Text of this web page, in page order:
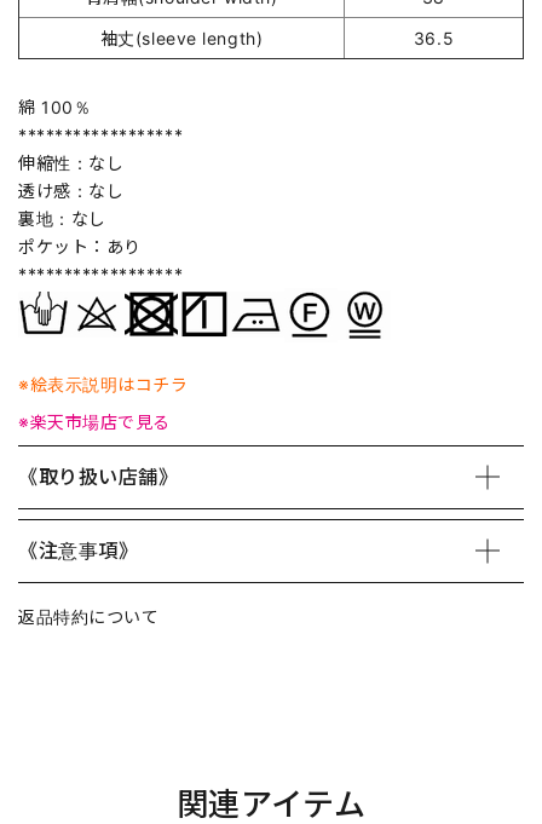
袖丈(sleeve length)
36.5
綿 100％
******************
伸縮性：なし
透け感：なし
裏地：なし
ポケット：あり
******************
※絵表示説明はコチラ
※楽天市場店で見る
《取り扱い店舗》
《注意事項》
返品特約について
関連アイテム